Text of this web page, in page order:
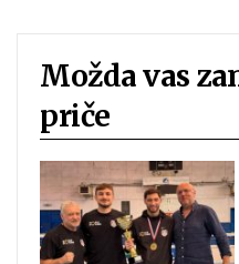
Možda vas
priče